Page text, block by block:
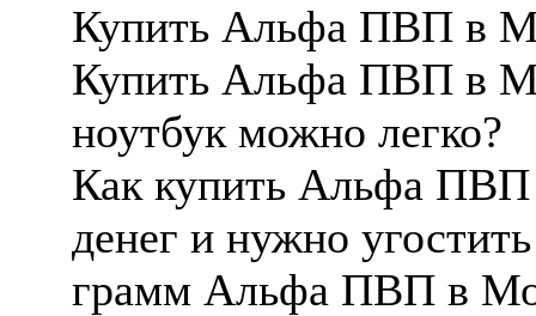
Купить Альфа ПВП в
Купить Альфа ПВП в
ноутбук можно легко?
Как купить Альфа ПВП
денег и нужно
грамм Альфа ПВП в